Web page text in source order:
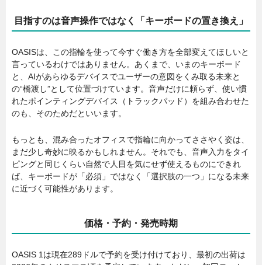
目指すのは音声操作ではなく「キーボードの置き換え」
OASISは、この指輪を使って今すぐ働き方を全部変えてほしいと
言っているわけではありません。あくまで、いまのキーボード
と、AIがあらゆるデバイスでユーザーの意図をくみ取る未来と
の“橋渡し”として位置づけています。音声だけに頼らず、使い慣
れたポインティングデバイス（トラックパッド）を組み合わせた
のも、そのためだといいます。
もっとも、混み合ったオフィスで指輪に向かってささやく姿は、
まだ少し奇妙に映るかもしれません。それでも、音声入力をタイ
ピングと同じくらい自然で人目を気にせず使えるものにできれ
ば、キーボードが「必須」ではなく「選択肢の一つ」になる未来
に近づく可能性があります。
価格・予約・発売時期
OASIS 1は現在289ドルで予約を受け付けており、最初の出荷は